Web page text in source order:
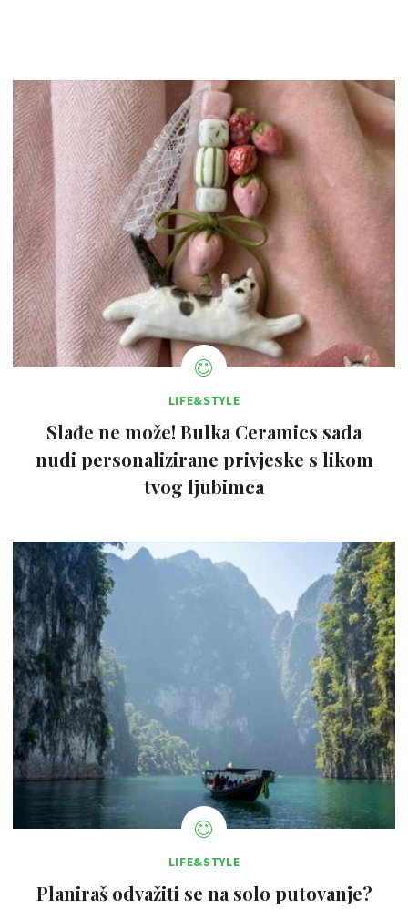
LIFE&STYLE
Slađe ne može! Bulka Ceramics sada
nudi personalizirane privjeske s likom
tvog ljubimca
LIFE&STYLE
Planiraš odvažiti se na solo putovanje?